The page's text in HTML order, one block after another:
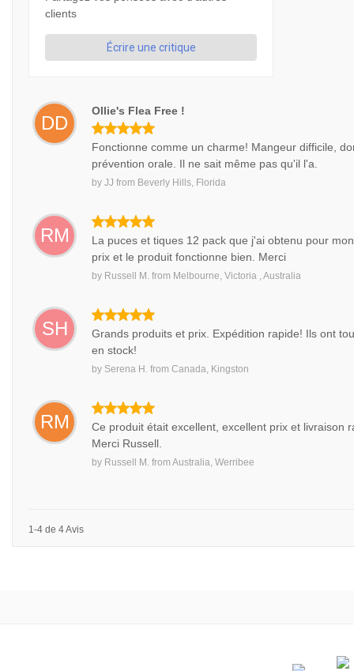
clients
Écrire une critique
DD
Ollie's Flea Free !
Fonctionne comme un charme! Mangeur difficile,
prévention orale. Il ne sait même pas qu'il l'a.
by JJ from Beverly Hills, Florida
RM
La puces et tiques 12 pack que j'ai obtenu pour
prix et le produit fonctionne bien. Merci
by Russell M. from Melbourne, Victoria , Australia
SH
Grands produits et prix. Expédition rapide! Ils ont
en stock!
by Serena H. from Canada, Kingston
RM
Ce produit était excellent, excellent prix et livraison
Merci Russell.
by Russell M. from Australia, Werribee
1-4 de 4 Avis